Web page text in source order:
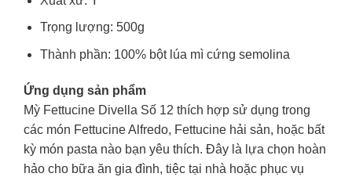
Trọng lượng: 500g
Thành phần: 100% bột lúa mì cứng semolina
Ứng dụng sản phẩm
Mỳ Fettucine Divella Số 12 thích hợp sử dụng trong
các món Fettucine Alfredo, Fettucine hải sản, hoặc bất
kỳ món pasta nào bạn yêu thích. Đây là lựa chọn hoàn
hảo cho bữa ăn gia đình, tiệc tại nhà hoặc phục vụ